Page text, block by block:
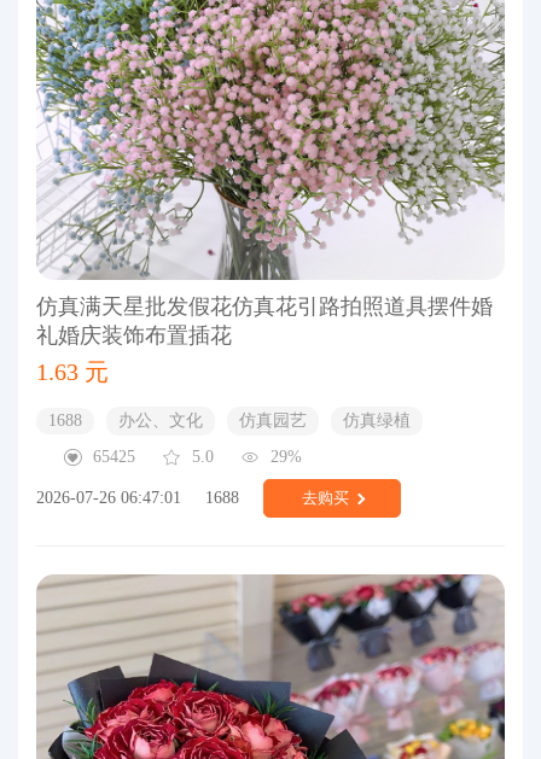
仿真满天星批发假花仿真花引路拍照道具摆件婚
礼婚庆装饰布置插花
1.63 元
1688 办公、文化 仿真园艺
仿真绿植
65425
5.0 29%
2026-07-26 06:47:01 1688 去购买